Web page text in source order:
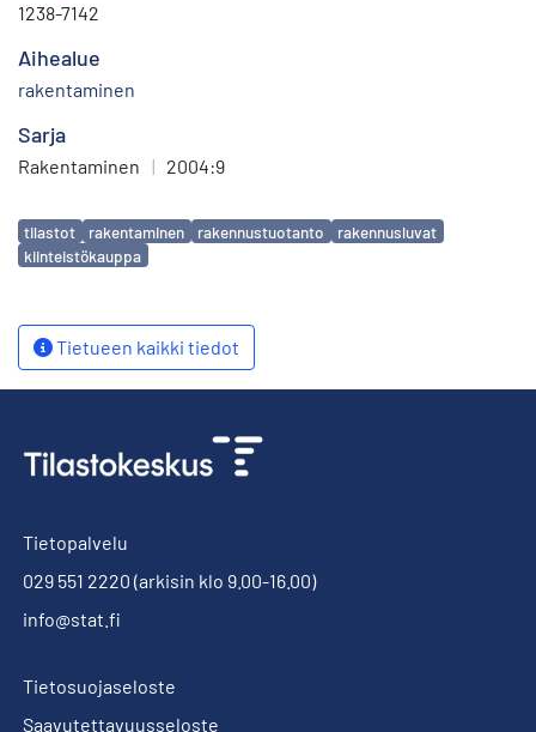
1238-7142
Aihealue
rakentaminen
Sarja
Rakentaminen | 2004:9
Avainsanat
tilastot rakentaminen rakennustuotanto
rakennusluvat
kiinteistökauppa
Tietueen kaikki tiedot
Tietopalvelu
029 551 2220 (arkisin klo 9.00-16.00)
info@stat.fi
Tietosuojaseloste
Saavutettavuusseloste